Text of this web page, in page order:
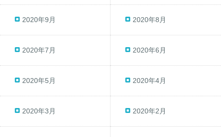
2020年9月 2020年8月
2020年7月 2020年6月
2020年5月 2020年4月
2020年3月 2020年2月